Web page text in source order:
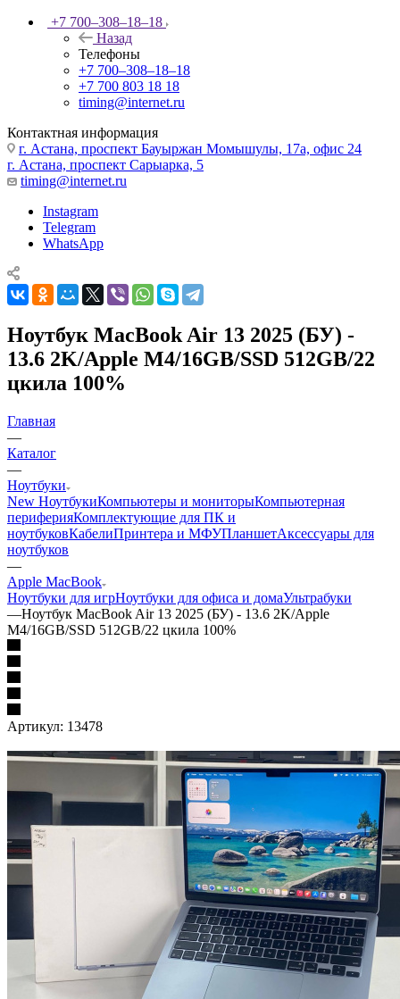
+7 700‒308‒18‒18
Назад
Телефоны
+7 700‒308‒18‒18
+7 700 803 18 18
timing@internet.ru
Контактная информация
г. Астана, проспект Бауыржан Момышулы, 17а, офис 24
г. Астана, проспект Сарыарка, 5
timing@internet.ru
Instagram
Telegram
WhatsApp
Ноутбук MacBook Air 13 2025 (БУ) -
13.6 2K/Apple M4/16GB/SSD 512GB/22
цкила 100%
Главная
—
Каталог
—
Ноутбуки
New НоутбукиКомпьютеры и мониторыКомпьютерная
периферияКомплектующие для ПК и
ноутбуковКабелиПринтера и МФУПланшетАксессуары для
ноутбуков
—
Apple MacBook
Ноутбуки для игрНоутбуки для офиса и домаУльтрабуки
—Ноутбук MacBook Air 13 2025 (БУ) - 13.6 2K/Apple
M4/16GB/SSD 512GB/22 цкила 100%
Артикул: 13478